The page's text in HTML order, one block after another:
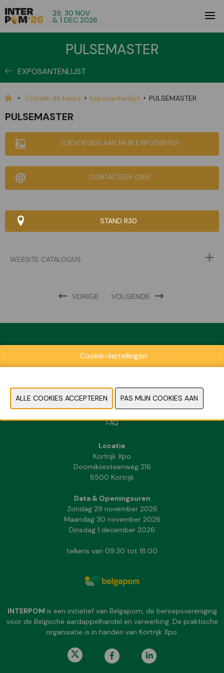
29, 30 NOV
& 1 DEC 2026
PULSEMASTER
EXPOSANTENLIJST
Ontdek de beurs Exposantenlijst PULSEMASTER
PULSEMASTER
TOEVOEGEN AAN MIJN EXPOSANTEN
CONTACTEER ONS!
STAND R30
WEBSITE CATALOGUS
VORIGE VOLGENDE
Exposantenlijst
Contact
Pers- en beeldmateriaal
FAQ
Locatie
Kortrijk Xpo
Doorniksesteenweg 216
8500 Kortrijk
Data & Openingsuren
Zondag 29 november 2026
Maandag 30 november 2026
Dinsdag 1 december 2026
telkens van 09:30 tot 18:00
INTERPOM is een initiatief van Belgapom, de beroepsvereniging
voor de Belgische aardappelhandel en verwerking. De praktische
organisatie is in handen van Kortrijk Xpo.
Cookie-instellingen